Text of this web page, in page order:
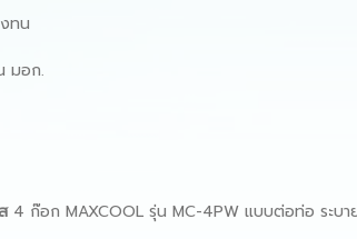
ทน
มอก.
4 ก๊อก MAXCOOLรุ่น MC-4PW แบบต่อท่อ ระบา